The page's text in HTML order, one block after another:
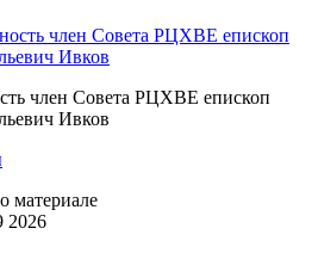
член Совета РЦХВЕ епископ
Ивков
материале
2026